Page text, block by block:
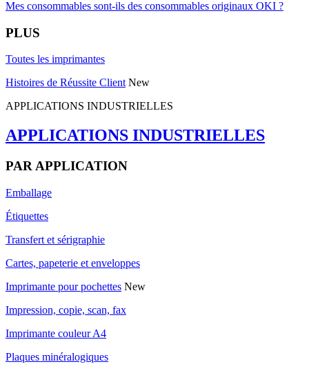
Mes consommables sont-ils des consommables originaux OKI ?
PLUS
Toutes les imprimantes
Histoires de Réussite Client New
APPLICATIONS INDUSTRIELLES
APPLICATIONS INDUSTRIELLES
PAR APPLICATION
Emballage
Étiquettes
Transfert et sérigraphie
Cartes, papeterie et enveloppes
Imprimante pour pochettes New
Impression, copie, scan, fax
Imprimante couleur A4
Plaques minéralogiques